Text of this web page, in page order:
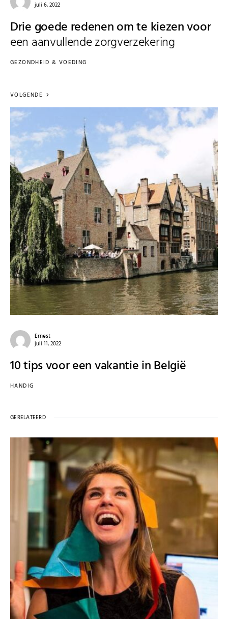
juli 6, 2022
Drie goede redenen om te kiezen voor
een aanvullende zorgverzekering
GEZONDHEID & VOEDING
VOLGENDE
Ernest
juli 11, 2022
10 tips voor een vakantie in België
HANDIG
GERELATEERD